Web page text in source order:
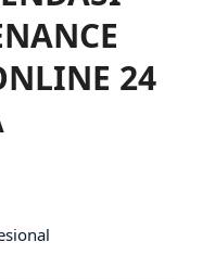
24